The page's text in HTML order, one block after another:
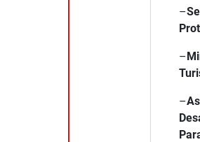
–
–
–